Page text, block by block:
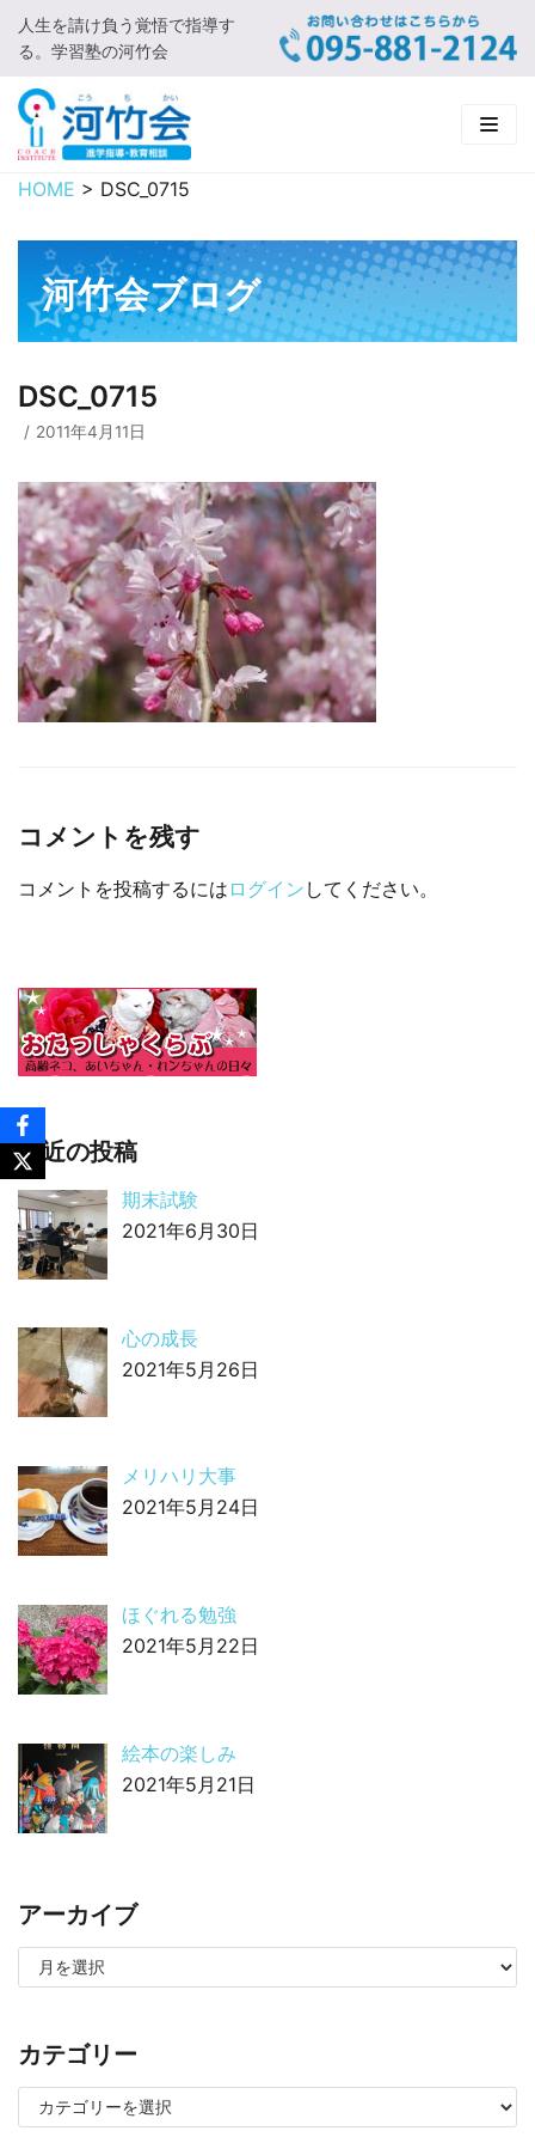
コ
ン
テ
ン
ツ
に
キ
プ
人生を請け負う覚悟で指導す
る。学習塾の河竹会
HOME
新着情報
□ お知らせ
河竹会について
□ 河竹会について
□ よくあるご質問
□ 小学部
□ 高校部
□ 有料体験指導
実 績
□ 2019年合格体験記
HOME > DSC_0715
河竹会ブログ
DSC_0715
2011年4月11日
コメントを残す
コメントを投稿するには ログイン してください。
最近の投稿
期末試験
2021年6月30日
心の成長
2021年5月26日
メリハリ大事
2021年5月24日
ほぐれる勉強
2021年5月22日
絵本の楽しみ
2021年5月21日
アーカイブ
カテゴリー